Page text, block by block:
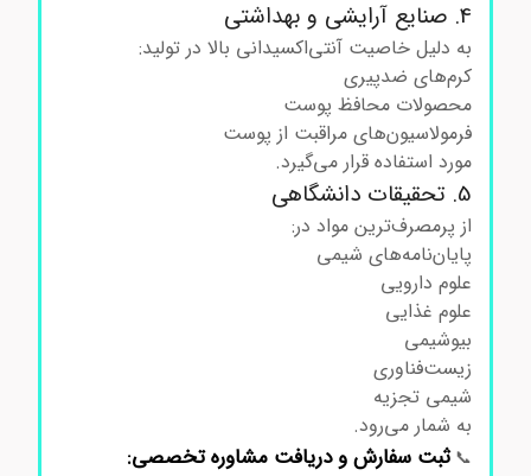
به دلیل خاصیت آنتی‌اکسیدانی بالا در تولید:
کرم‌های ضدپیری
محصولات محافظ پوست
فرمولاسیون‌های مراقبت از پوست
مورد استفاده قرار می‌گیرد.
از پرمصرف‌ترین مواد در:
پایان‌نامه‌های شیمی
علوم دارویی
علوم غذایی
بیوشیمی
زیست‌فناوری
شیمی تجزیه
به شمار می‌رود.
ثبتسفارشودریافتمشاورهتخصصی: